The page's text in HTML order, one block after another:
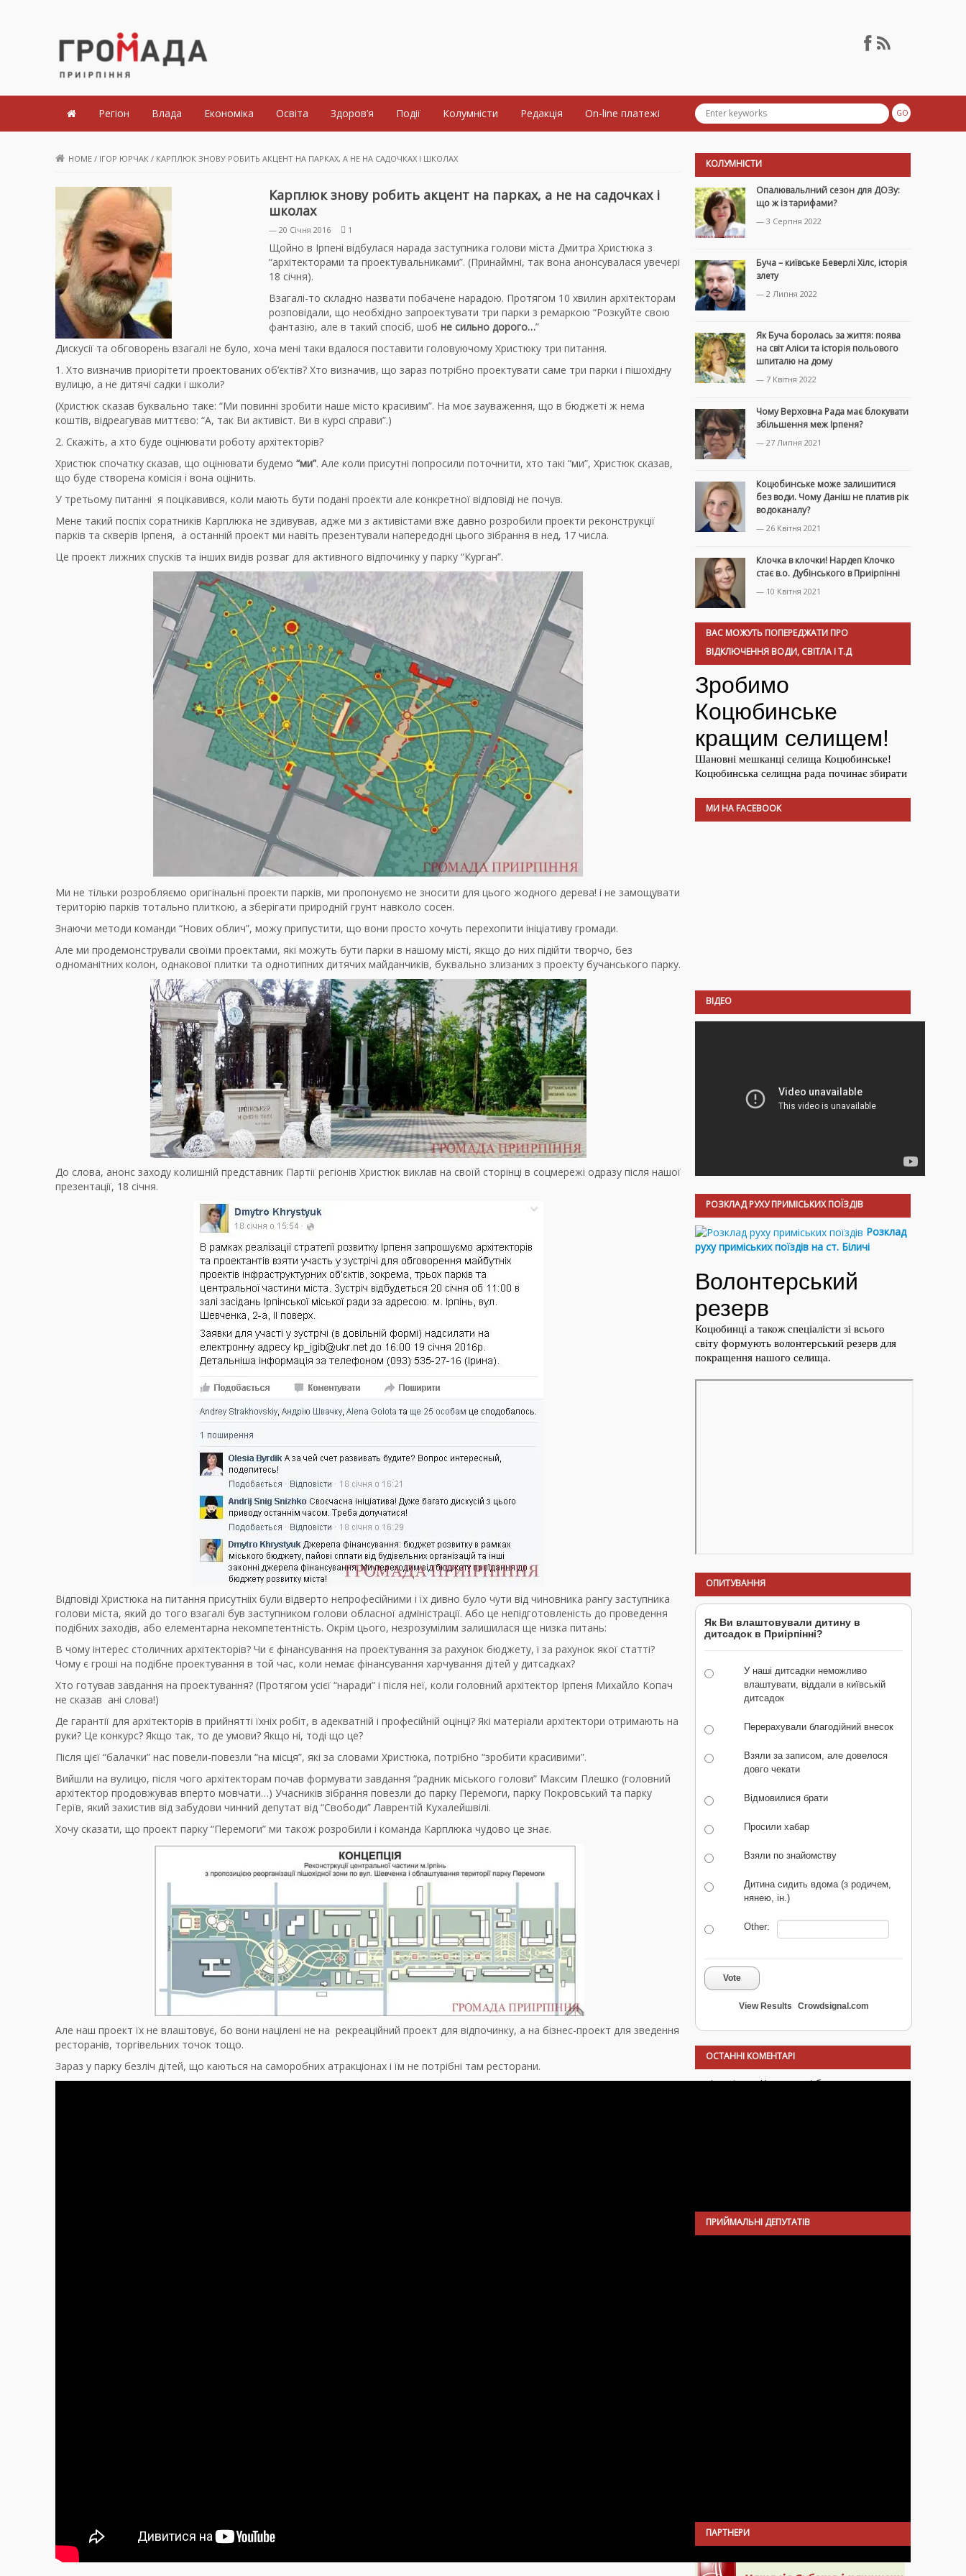
Громада Приірпіння
Регіон Влада Економіка Освіта Здоров’я Події Колумністи Редакція On-line платежі
HOME / ІГОР ЮРЧАК / КАРПЛЮК ЗНОВУ РОБИТЬ АКЦЕНТ НА ПАРКАХ, А НЕ НА САДОЧКАХ І ШКОЛАХ
Карплюк знову робить акцент на парках, а не на садочках і
школах
— 20 Січня 2016 1
Щойно в Ірпені відбулася нарада заступника голови міста Дмитра Христюка з
“архітекторами та проектувальниками”. (Принаймні, так вона анонсувалася увечері
18 січня).
Взагалі-то складно назвати побачене нарадою. Протягом 10 хвилин архітекторам
розповідали, що необхідно запроектувати три парки з ремаркою “Розкуйте свою
фантазію, але в такий спосіб, шоб не сильно дорого…”
Дискусії та обговорень взагалі не було, хоча мені таки вдалося поставити головуючому Христюку три питання.
1. Хто визначив приорітети проектованих об’єктів? Хто визначив, що зараз потрібно проектувати саме три парки і пішохідну
вулицю, а не дитячі садки і школи?
(Христюк сказав буквально таке: “Ми повинні зробити наше місто красивим”. На моє зауваження, що в бюджеті ж нема
коштів, відреагував миттєво: “А, так Ви активіст. Ви в курсі справи”.)
2. Скажіть, а хто буде оцінювати роботу архітекторів?
Христюк спочатку сказав, що оцінювати будемо “ми”. Але коли присутні попросили поточнити, хто такі “ми”, Христюк сказав,
що буде створена комісія і вона оцінить.
У третьому питанні я поцікавився, коли мають бути подані проекти але конкретної відповіді не почув.
Мене такий поспіх соратників Карплюка не здивував, адже ми з активістами вже давно розробили проекти реконструкції
парків та скверів Ірпеня, а останній проект ми навіть презентували напередодні цього зібрання в нед, 17 числа.
Це проект лижних спусків та інших видів розваг для активного відпочинку у парку “Курган”.
Ми не тільки розробляємо оригінальні проекти парків, ми пропонуємо не зносити для цього жодного дерева! і не замощувати
територію парків тотально плиткою, а зберігати природній грунт навколо сосен.
Знаючи методи команди “Нових облич”, можу припустити, що вони просто хочуть перехопити ініціативу громади.
Але ми продемонстрували своїми проектами, які можуть бути парки в нашому місті, якщо до них підійти творчо, без
одноманітних колон, однакової плитки та однотипних дитячих майданчиків, буквально злизаних з проекту бучанського парку.
До слова, анонс заходу колишній представник Партії регіонів Христюк виклав на своїй сторінці в соцмережі одразу після нашої
презентації, 18 січня.
Відповіді Христюка на питання присутнііх були відверто непрофесійними і їх дивно було чути від чиновника рангу заступника
голови міста, який до того взагалі був заступником голови обласної адміністрації. Або це непідготовленість до проведення
подібних заходів, або елементарна некомпетентність. Окрім цього, незрозумілим залишилася ще низка питань:
В чому інтерес столичних архітекторів? Чи є фінансування на проектування за рахунок бюджету, і за рахунок якої статті?
Чому є гроші на подібне проектування в той час, коли немає фінансування харчування дітей у дитсадках?
Хто готував завдання на проектування? (Протягом усієї “наради” і після неї, коли головний архітектор Ірпеня Михайло Копач
не сказав ані слова!)
Де гарантії для архітекторів в прийнятті їхніх робіт, в адекватній і професійній оцінці? Які матеріали архітектори отримають на
руки? Це конкурс? Якщо так, то де умови? Якщо ні, тоді що це?
Після цієї “балачки” нас повели-повезли “на місця”, які за словами Христюка, потрібно “зробити красивими”.
Вийшли на вулицю, після чого архітекторам почав формувати завдання “радник міського голови” Максим Плешко (головний
архітектор продовжував вперто мовчати…) Учасників зібрання повезли до парку Перемоги, парку Покровський та парку
Герїв, який захистив від забудови чинний депутат від “Свободи” Лаврентій Кухалейшвілі.
Хочу сказати, що проект парку “Перемоги” ми також розробили і команда Карплюка чудово це знає.
Але наш проект їх не влаштовує, бо вони націлені не на рекреаційний проект для відпочинку, а на бізнес-проект для зведення
ресторанів, торгівельних точок тощо.
Зараз у парку безліч дітей, що каються на саморобних атракціонах і їм не потрібні там ресторани.
КОЛУМНІСТИ
Опалювальлний сезон для ДОЗу:
що ж із тарифами?
— 3 Серпня 2022
Буча – київське Беверлі Хілс, історія
злету
— 2 Липня 2022
Як Буча боролась за життя: поява
на світ Аліси та історія польового
шпиталю на дому
— 7 Квітня 2022
Чому Верховна Рада має блокувати
збільшення меж Ірпеня?
— 27 Липня 2021
Коцюбинське може залишитися
без води. Чому Даніш не платив рік
водоканалу?
— 26 Квітня 2021
Клочка в клочки! Нардеп Клочко
стає в.о. Дубінського в Приірпінні
— 10 Квітня 2021
ВАС МОЖУТЬ ПОПЕРЕДЖАТИ ПРО
ВІДКЛЮЧЕННЯ ВОДИ, СВІТЛА І Т.Д
МИ НА FACEBOOK
ВІДЕО
РОЗКЛАД РУХУ ПРИМІСЬКИХ ПОЇЗДІВ
Розклад
руху приміських поїздів на ст. Біличі
ОПИТУВАННЯ
Як Ви влаштовували дитину в
дитсадок в Приірпінні?
У наші дитсадки неможливо
влаштувати, віддали в київській
дитсадок
Перерахували благодійний внесок
Взяли за записом, але довелося
довго чекати
Відмовилися брати
Просили хабар
Взяли по знайомству
Дитина сидить вдома (з родичем,
нянею, ін.)
Other:
Vote
View Results Crowdsignal.com
ОСТАННІ КОМЕНТАРІ
АнонімдоЧому друзі брата депутатки
ПРИЙМАЛЬНІ ДЕПУТАТІВ
ПАРТНЕРИ